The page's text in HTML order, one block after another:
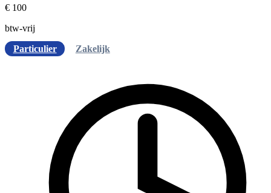
€ 100
btw-vrij
Particulier
Zakelijk